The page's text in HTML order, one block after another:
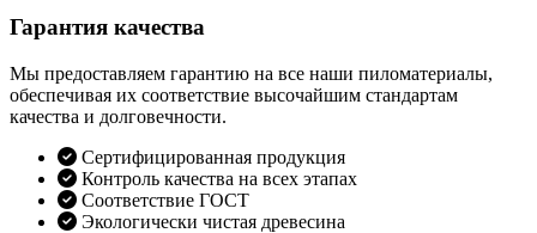
Гарантия качества
Мы предоставляем гарантию на все наши пиломатериалы,
обеспечивая их соответствие высочайшим стандартам
качества и долговечности.
Сертифицированная продукция
Контроль качества на всех этапах
Соответствие ГОСТ
Экологически чистая древесина